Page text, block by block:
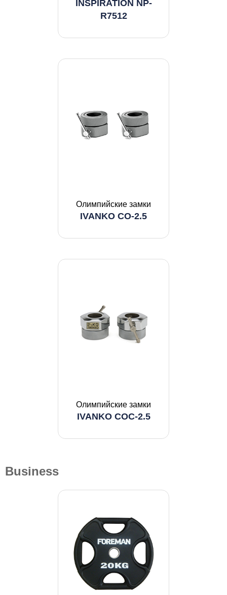
INSPIRATION NP-
R7512
Олимпийские замки
IVANKO CO-2.5
Олимпийские замки
IVANKO COC-2.5
Business